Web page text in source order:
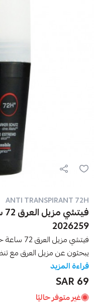
ANTI TRANSPIRANT 72H
2026259
فيتشي
يبحثون عن مزيل العرق مع
قراءة المزيد
69 SAR
غير متوفر حاليًا